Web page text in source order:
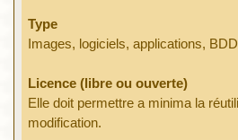
Type
Images, logiciels, applications,
Licence (libre ou ouverte)
Elle doit permettre a minima la
modification.